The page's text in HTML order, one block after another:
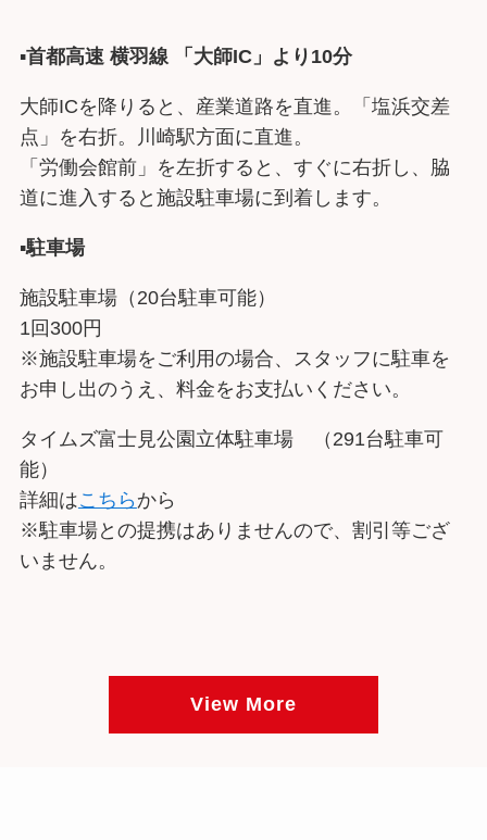
▪︎首都高速 横羽線 「大師IC」より10分
大師ICを降りると、産業道路を直進。「塩浜交差
点」を右折。川崎駅方面に直進。
「労働会館前」を左折すると、すぐに右折し、脇
道に進入すると施設駐車場に到着します。
▪︎駐車場
施設駐車場（20台駐車可能）
1回300円
※施設駐車場をご利用の場合、スタッフに駐車を
お申し出のうえ、料金をお支払いください。
タイムズ富士見公園立体駐車場 （291台駐車可
能）
詳細はこちら から
※駐車場との提携はありませんので、割引等ござ
いません。
View More